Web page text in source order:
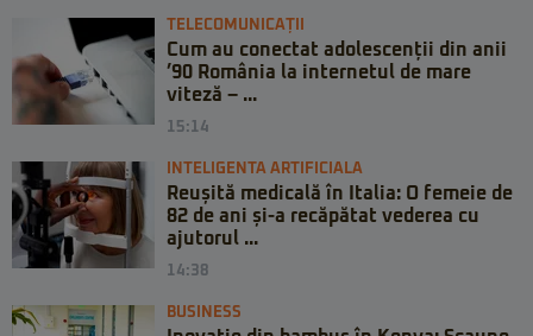
TELECOMUNICAȚII
Cum au conectat adolescenții din anii
’90 România la internetul de mare
viteză – ...
15:14
INTELIGENTA ARTIFICIALA
Reușită medicală în Italia: O femeie de
82 de ani și-a recăpătat vederea cu
ajutorul ...
14:38
BUSINESS